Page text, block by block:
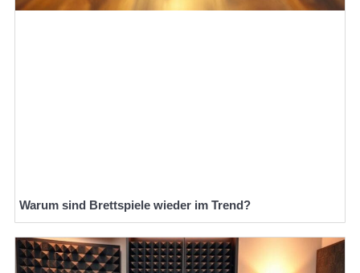
Warum sind Brettspiele wieder im Trend?